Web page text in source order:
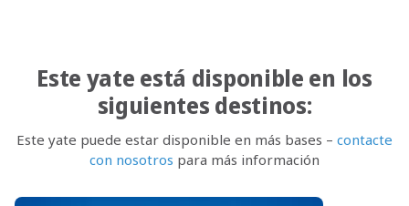
Este yate está disponible en los
siguientes destinos:
Este yate puede estar disponible en más bases – contacte
con nosotros para más información